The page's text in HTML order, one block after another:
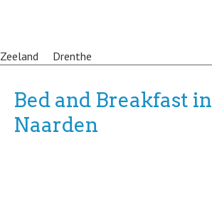
Zeeland Drenthe
Bed and Breakfast in
Naarden